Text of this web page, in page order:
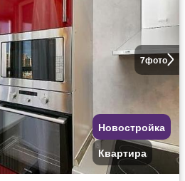
7фото
Новостройка
Квартира